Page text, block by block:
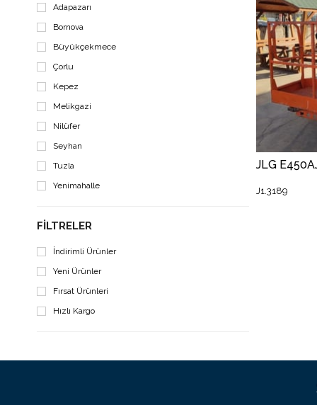
Adapazarı
Bornova
Büyükçekmece
Çorlu
Kepez
Melikgazi
Nilüfer
Seyhan
Tuzla
Yenimahalle
FILTRELER
İndirimli Ürünler
Yeni Ürünler
Fırsat Ürünleri
Hızlı Kargo
J1.3189